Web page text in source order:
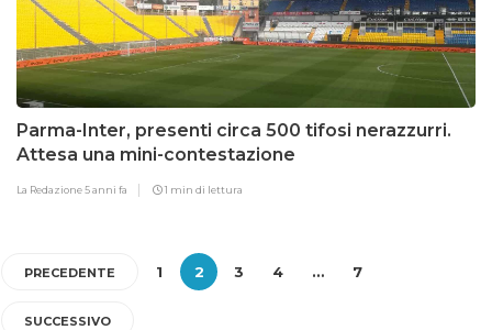
Parma-Inter, presenti circa 500 tifosi nerazzurri.
Attesa una mini-contestazione
La Redazione5 anni fa 1 min di lettura
PRECEDENTE 1 2 3 4 … 7
SUCCESSIVO